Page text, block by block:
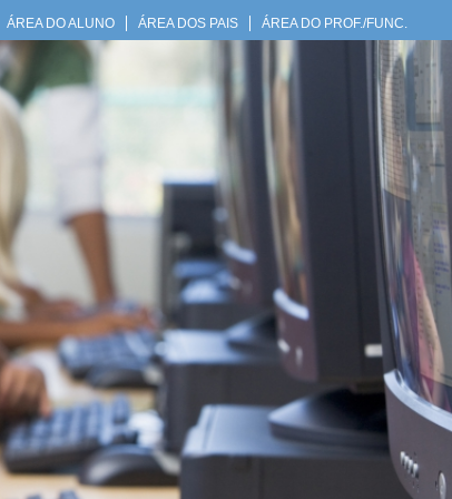
ÁREA DO ALUNO ÁREA DOS PAIS ÁREA DO PROF./FUNC.